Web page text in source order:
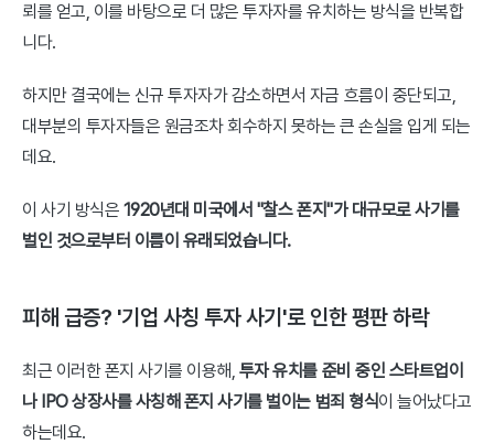
뢰를 얻고, 이를 바탕으로 더 많은 투자자를 유치하는 방식을 반복합
니다.
하지만 결국에는 신규 투자자가 감소하면서 자금 흐름이 중단되고,
대부분의 투자자들은 원금조차 회수하지 못하는 큰 손실을 입게 되는
데요.
이 사기 방식은 1920년대 미국에서 "찰스 폰지"가 대규모로 사기를
벌인 것으로부터 이름이 유래되었습니다.
피해 급증? '기업 사칭 투자 사기'로 인한 평판 하락
최근 이러한 폰지 사기를 이용해, 투자 유치를 준비 중인 스타트업이
나 IPO 상장사를 사칭해 폰지 사기를 벌이는 범죄 형식이 늘어났다고
하는데요.